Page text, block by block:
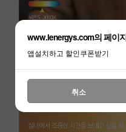
www.lenergys.com의 페이
앱설치하고 할인쿠폰받기
취소